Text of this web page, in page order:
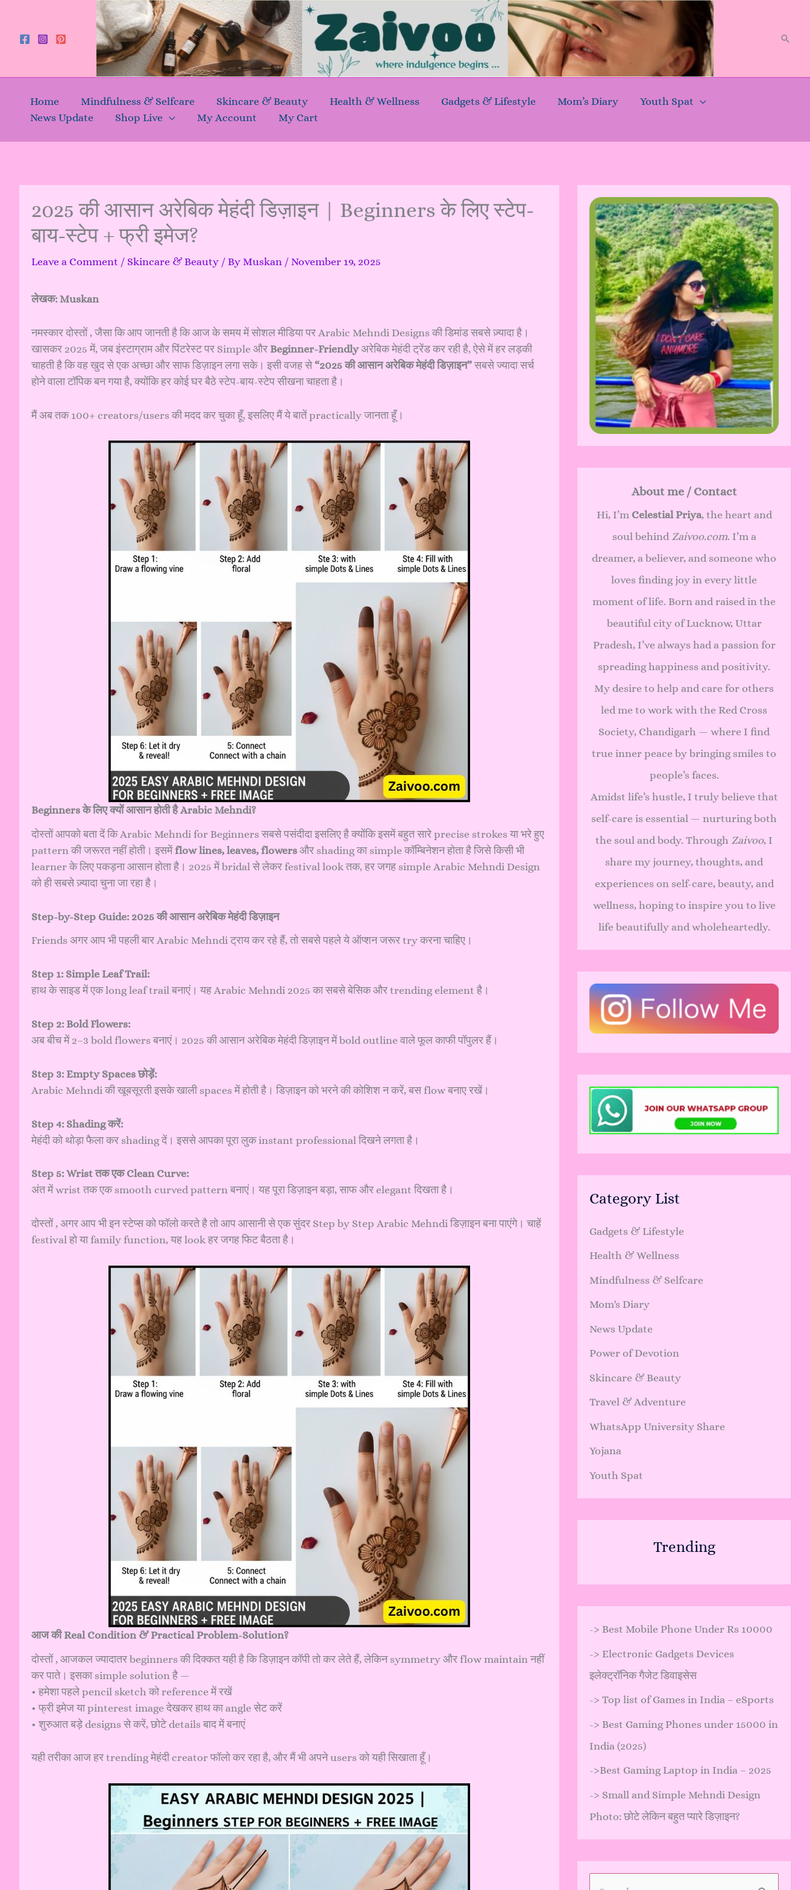
content
Home Mindfulness & Selfcare Skincare & Beauty Health & Wellness Gadgets & Lifestyle Mom’s Diary
Youth Spat
News Update
Shop Live My Account My Cart
2025 की आसान अरेबिक मेहंदी डिज़ाइन | Beginners के लिए स्टेप-
बाय-स्टेप + फ्री इमेज?
Leave a Comment / Skincare & Beauty / By Muskan / November 19, 2025
लेखक: Muskan
नमस्कार दोस्तों , जैसा कि आप जानती है कि आज के समय में सोशल मीडिया पर Arabic Mehndi Designs की डिमांड सबसे ज़्यादा है।
खासकर 2025 में, जब इंस्टाग्राम और पिंटरेस्ट पर Simple और Beginner-Friendlyअरेबिक मेहंदी ट्रेंड कर रही है, ऐसे में हर लड़की
चाहती है कि वह खुद से एक अच्छा और साफ डिज़ाइन लगा सके। इसी वजह से“2025 की आसान अरेबिक मेहंदी डिज़ाइन”सबसे ज्यादा सर्च
होने वाला टॉपिक बन गया है, क्योंकि हर कोई घर बैठे स्टेप-बाय-स्टेप सीखना चाहता है।
मैं अब तक 100+ creators/users की मदद कर चुका हूँ, इसलिए मैं ये बातें practically जानता हूँ।
Beginners के लिए क्यों आसान होती है Arabic Mehndi?
दोस्तों आपको बता दें कि Arabic Mehndi for Beginners सबसे पसंदीदा इसलिए है क्योंकि इसमें बहुत सारे precise strokes या भरे हुए
pattern की जरूरत नहीं होती। इसमेंflow lines, leaves, flowers और shading का simple कॉम्बिनेशन होता है जिसे किसी भी
learner के लिए पकड़ना आसान होता है। 2025 में bridal से लेकर festival look तक, हर जगह simple Arabic Mehndi Design
को ही सबसे ज़्यादा चुना जा रहा है।
Step-by-Step Guide: 2025 की आसान अरेबिक मेहंदी डिज़ाइन
Friends अगर आप भी पहली बार Arabic Mehndi ट्राय कर रहे हैं, तो सबसे पहले ये ऑप्शन जरूर try करना चाहिए।
Step 1: Simple Leaf Trail:
हाथ के साइड में एक long leaf trail बनाएं। यह Arabic Mehndi 2025 का सबसे बेसिक और trending element है।
Step 2: Bold Flowers:
अब बीच में 2–3 bold flowers बनाएं। 2025 की आसान अरेबिक मेहंदी डिज़ाइन में bold outline वाले फूल काफी पॉपुलर हैं।
Step 3: Empty Spaces छोड़ें:
Arabic Mehndi की खूबसूरती इसके खाली spaces में होती है। डिज़ाइन को भरने की कोशिश न करें, बस flow बनाए रखें।
Step 4: Shading करें:
मेहंदी को थोड़ा फैला कर shading दें। इससे आपका पूरा लुक instant professional दिखने लगता है।
Step 5: Wrist तक एक Clean Curve:
अंत में wrist तक एक smooth curved pattern बनाएं। यह पूरा डिज़ाइन बड़ा, साफ और elegant दिखता है।
दोस्तों , अगर आप भी इन स्टेप्स को फॉलो करते है तो आप आसानी से एक सुंदर Step by Step Arabic Mehndi डिज़ाइन बना पाएंगे। चाहें
festival हो या family function, यह look हर जगह फिट बैठता है।
आज की Real Condition & Practical Problem-Solution?
दोस्तों , आजकल ज्यादातर beginners की दिक्कत यही है कि डिज़ाइन कॉपी तो कर लेते हैं, लेकिन symmetry और flow maintain नहीं
कर पाते। इसका simple solution है —
• हमेशा पहले pencil sketch को reference में रखें
• फ्री इमेज या pinterest image देखकर हाथ का angle सेट करें
• शुरुआत बड़े designs से करें, छोटे details बाद में बनाएं
यही तरीका आज हर trending मेहंदी creator फॉलो कर रहा है, और मैं भी अपने users को यही सिखाता हूँ।
About me / Contact
Hi, I’m Celestial Priya, the heart and
soul behind Zaivoo.com. I’m a
dreamer, a believer, and someone who
loves finding joy in every little
moment of life. Born and raised in the
beautiful city of Lucknow, Uttar
Pradesh, I’ve always had a passion for
spreading happiness and positivity.
My desire to help and care for others
led me to work with the Red Cross
Society, Chandigarh — where I find
true inner peace by bringing smiles to
people’s faces.
Amidst life’s hustle, I truly believe that
self-care is essential — nurturing both
the soul and body. Through Zaivoo, I
share my journey, thoughts, and
experiences on self-care, beauty, and
wellness, hoping to inspire you to live
life beautifully and wholeheartedly.
Category List
Gadgets & Lifestyle
Health & Wellness
Mindfulness & Selfcare
Mom's Diary
News Update
Power of Devotion
Skincare & Beauty
Travel & Adventure
WhatsApp University Share
Yojana
Youth Spat
Trending
-> Best Mobile Phone Under Rs 10000
-> Electronic Gadgets Devices
इलेक्ट्रॉनिक गैजेट डिवाइसेस
-> Top list of Games in India – eSports
-> Best Gaming Phones under 15000 in
India (2025)
->Best Gaming Laptop in India – 2025
-> Small and Simple Mehndi Design
Photo: छोटे लेकिन बहुत प्यारे डिज़ाइन?